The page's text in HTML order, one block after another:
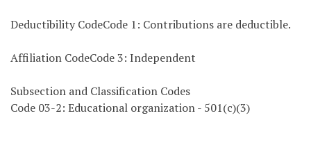
Deductibility CodeCode 1: Contributions are deductible.
Affiliation CodeCode 3: Independent
Subsection and Classification Codes
Code 03-2: Educational organization - 501(c)(3)